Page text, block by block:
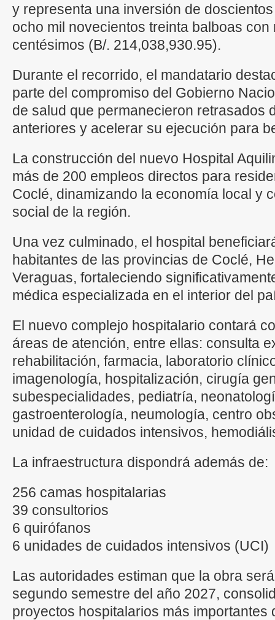
y representa una inversión de
ocho mil novecientos treinta balboas con
centésimos (B/. 214,038,930.95).
Durante el recorrido, el mandatario
parte del compromiso del Gobierno
de salud que permanecieron retrasados
anteriores y acelerar su ejecución para
La construcción del nuevo Hospital
más de 200 empleos directos para
Coclé, dinamizando la economía local y
social de la región.
Una vez culminado, el hospital
habitantes de las provincias de Coclé,
Veraguas, fortaleciendo
médica especializada en el interior del
El nuevo complejo hospitalario contará
áreas de atención, entre ellas: consulta
rehabilitación, farmacia, laboratorio
imagenología, hospitalización, cirugía
subespecialidades, pediatría,
gastroenterología, neumología, centro
unidad de cuidados intensivos,
La infraestructura dispondrá además de:
256 camas hospitalarias
39 consultorios
6 quirófanos
6 unidades de cuidados intensivos (UCI)
Las autoridades estiman que la obra
segundo semestre del año 2027,
proyectos hospitalarios más importantes